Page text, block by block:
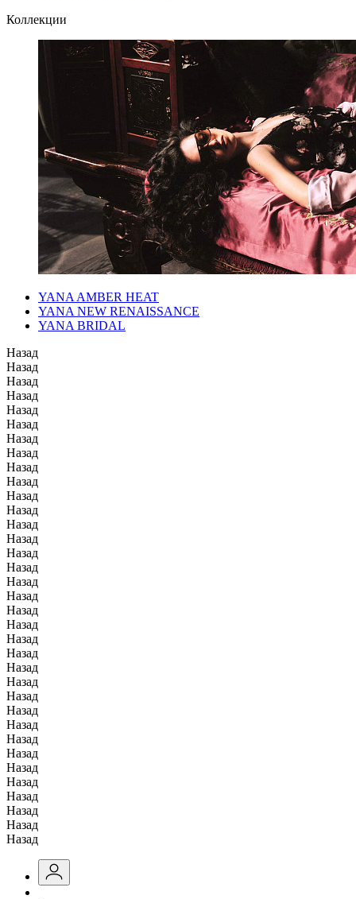
Коллекции
YANA AMBER HEAT
YANA NEW RENAISSANCE
YANA BRIDAL
Назад
Назад
Назад
Назад
Назад
Назад
Назад
Назад
Назад
Назад
Назад
Назад
Назад
Назад
Назад
Назад
Назад
Назад
Назад
Назад
Назад
Назад
Назад
Назад
Назад
Назад
Назад
Назад
Назад
Назад
Назад
Назад
Назад
Назад
Назад